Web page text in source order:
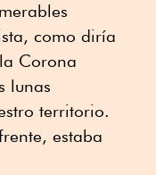
como diría
Corona
lunas
territorio.
estaba